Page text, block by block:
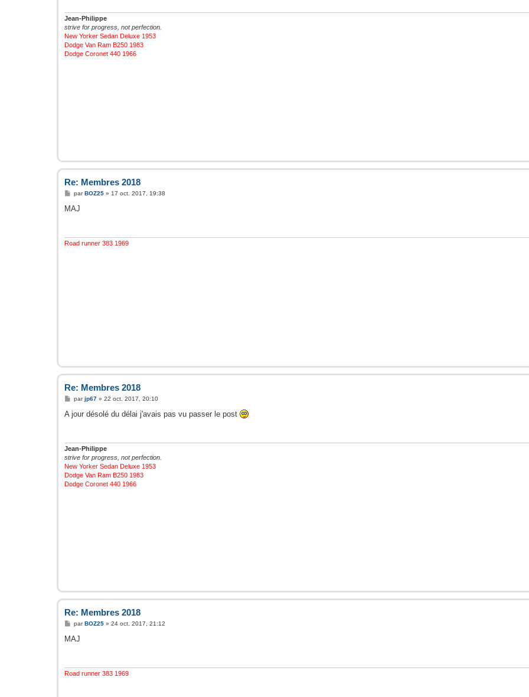
Jean-Philippe
strive for progress, not perfection.
New Yorker Sedan Deluxe 1953
Dodge Van Ram B250 1983
Dodge Coronet 440 1966
Re: Membres 2018
M
s
parBOZ25» 17 oct. 2017, 19:38
MAJ
Road runner 383 1969
Re: Membres 2018
M
s
s
parjp67» 22 oct. 2017, 20:10
A jour désolé du délai j'avais pas vu passer le post
Jean-Philippe
strive for progress, not perfection.
New Yorker Sedan Deluxe 1953
Dodge Van Ram B250 1983
Dodge Coronet 440 1966
Re: Membres 2018
M
s
parBOZ25» 24 oct. 2017, 21:12
MAJ
Road runner 383 1969